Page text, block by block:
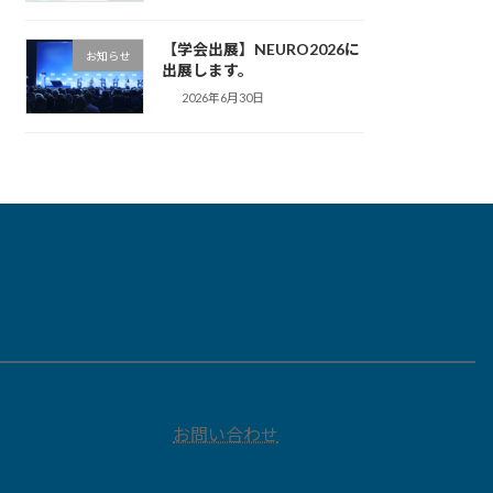
お知らせ
【学会出展】NEURO2026に
出展します。
2026年6月30日
お問い合わせ